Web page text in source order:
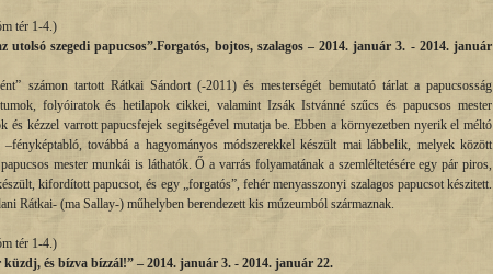
tér 1-4.)
utolsó szegedi papucsos”.Forgatós, bojtos, szalagos – 2014. január 3. - 2014. január
számon tartott Rátkai Sándort (-2011) és mesterségét bemutató tárlat a papucsosság
folyóiratok és hetilapok cikkei, valamint Izsák Istvánné szűcs és papucsos mester
és kézzel varrott papucsfejek segitségével mutatja be. Ebben a környezetben nyerik el méltó
továbbá a hagyományos módszerekkel készült mai lábbelik, melyek között
mester munkái is láthatók. Ő a varrás folyamatának a szemléltetésére egy pár piros,
kifordított papucsot, és egy „forgatós”, fehér menyasszonyi szalagos papucsot készitett.
Rátkai- (ma Sallay-) műhelyben berendezett kis múzeumból származnak.
tér 1-4.)
és bízva bízzál!” – 2014. január 3. - 2014. január 22.